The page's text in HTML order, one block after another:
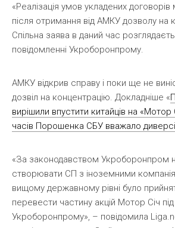
«Реалізація умов укладених
після отримання від АМКУ дозволу на
Спільна заява в даний час
повідомленні Укроборонпрому.
АМКУ відкрив справу і поки ще не
дозвіл на концентрацію. Докладніше «
вирішили впустити китайців на «Мотор
часів Порошенка СБУ вважало
«За законодавством Укроборонпром
створювати СП з іноземними
вищому державному рівні було
перевести частину акцій Мотор Січ
Укроборонпрому», – повідомила